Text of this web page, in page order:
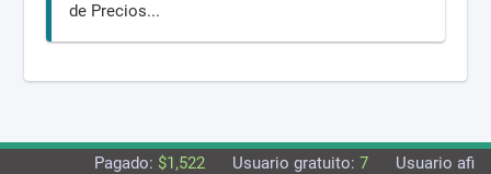
de Precios...
Pagado:$1,522 Usuario gratuito:7 Usuario